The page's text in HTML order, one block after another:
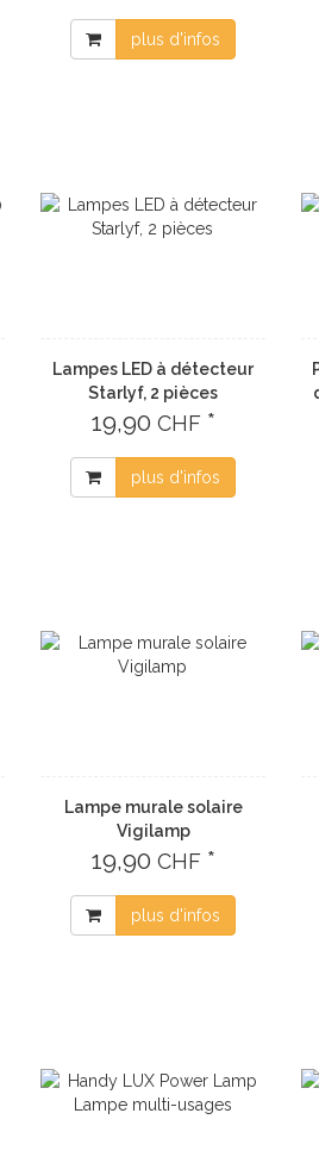
plus d'infos
Lampes LED à détecteur
Starlyf, 2 pièces
19,90 CHF *
plus d'infos
Lampe murale solaire
Vigilamp
19,90 CHF *
plus d'infos